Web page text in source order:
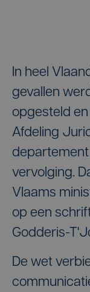
In heel
gevallen
opgesteld en
Afdeling
vervolging.
Vlaams
op een
Godderis-
De wet